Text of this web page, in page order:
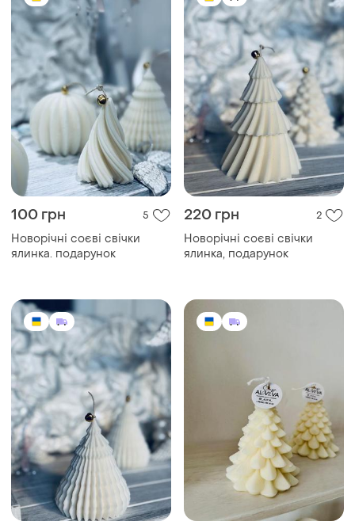
100 грн 5
Новорічні соєві свічки
ялинка. подарунок
220 грн 2
Новорічні соєві свічки
ялинка, подарунок